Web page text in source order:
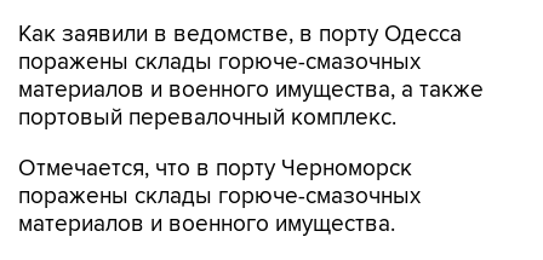
Как заявили в ведомстве, в порту Одесса
поражены склады горюче-смазочных
материалов и военного имущества, а также
портовый перевалочный комплекс.
Отмечается, что в порту Черноморск
поражены склады горюче-смазочных
материалов и военного имущества.